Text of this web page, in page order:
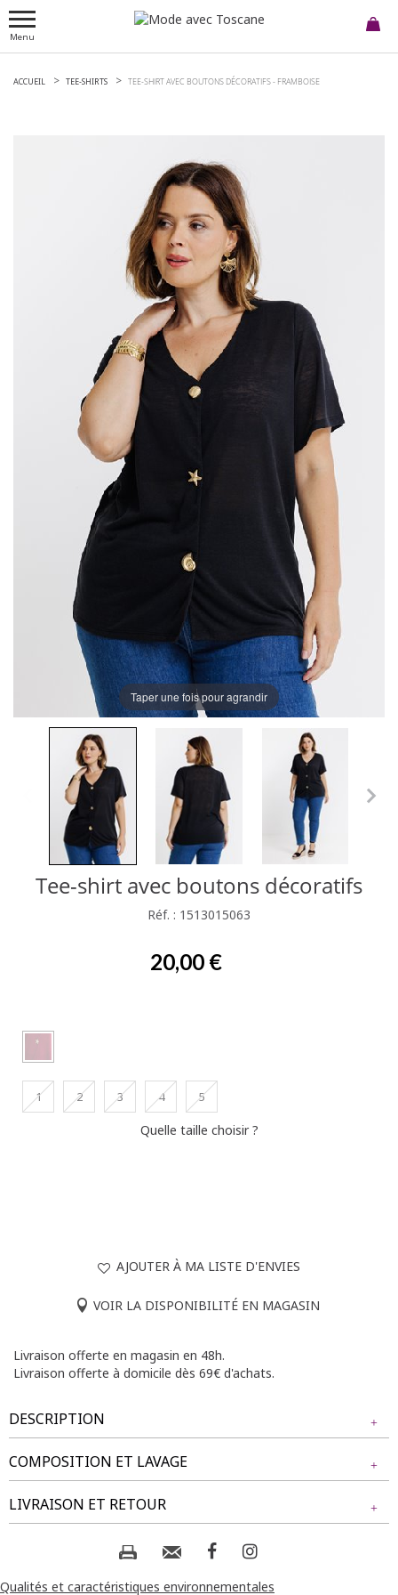
Menu
ACCUEIL TEE-SHIRTS TEE-SHIRT AVEC BOUTONS DÉCORATIFS - FRAMBOISE
Taper une fois pour agrandir
Tee-shirt avec boutons décoratifs
Réf. : 1513015063
20,00 €
1 2 3 4 5
Quelle taille choisir ?
AJOUTER À MA LISTE D'ENVIES
VOIR LA DISPONIBILITÉ EN MAGASIN
Livraison offerte en magasin en 48h.
Livraison offerte à domicile dès 69€ d'achats.
DESCRIPTION
T-shirt grande taille col en V avec boutons dorés. Coupe
ample. Manches courtes. Détails de boutons en forme de
coquillage et étoile de mer. Base droite. Longueur : 70cm.
Notre mannequin Rafaela mesure 1m75 et porte un t-shirt
COMPOSITION ET LAVAGE
Tissu principal : 100% POLYESTER
Composition et lavage :
LIVRAISON ET RETOUR
NOS MODES DE LIVRAISON
Livraison Magasin :
Qualités et caractéristiques environnementales